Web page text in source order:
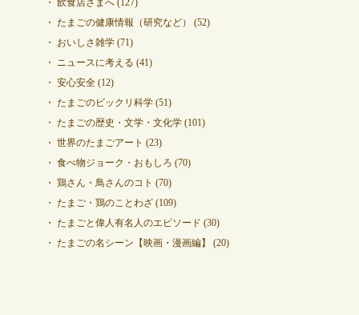
飲食店さまへ(127)
たまごの健康情報（研究など）
(52)
おいしさ雑学(71)
ニュースに考える (41)
安心安全(12)
たまごのビックリ科学(51)
たまごの歴史・文学・文化学(101)
世界のたまごアート (23)
食べ物ジョーク・おもしろ (70)
鶏さん・鳥さんのコト (70)
たまご・鶏のことわざ(109)
たまごと偉人有名人のエピソード (30)
たまごの名シーン【映画・漫画編】
(20)